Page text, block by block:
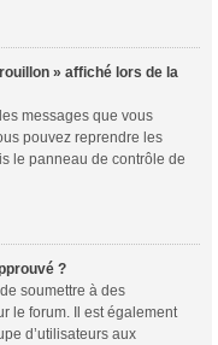
» affiché lors de la
messages que vous
pouvez reprendre les
le panneau de contrôle de
?
soumettre à des
le forum. Il est également
d’utilisateurs aux